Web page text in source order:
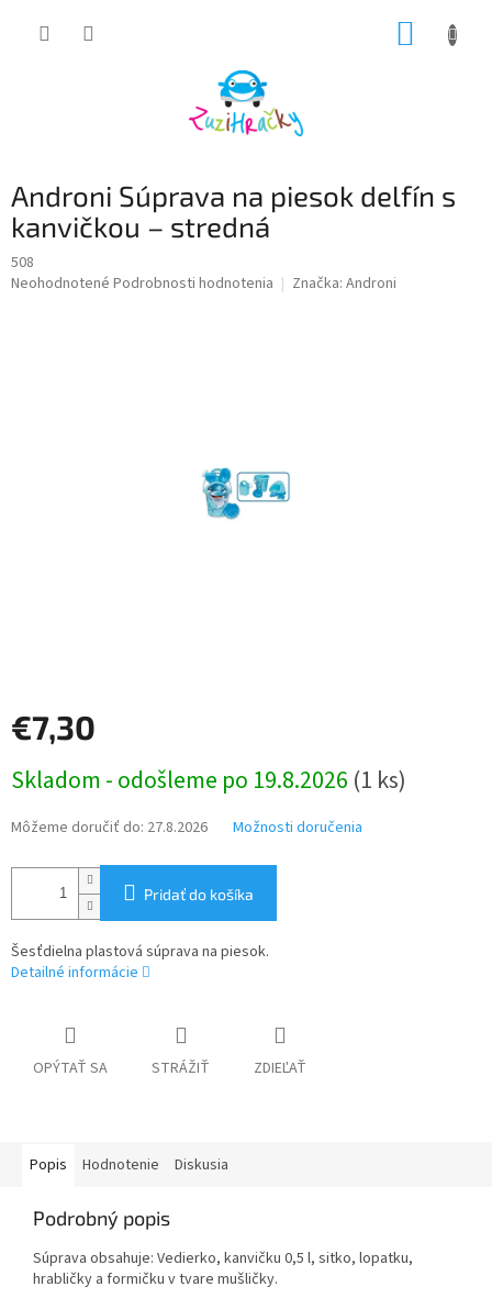
Androni Súprava na piesok delfín s
kanvičkou – stredná
508
Priemerné
Neohodnotené Podrobnosti hodnotenia Značka: Androni
€7,30
cena:
Skladom - odošleme po 19.8.2026 (1 ks)
Môžeme doručiť do: 27.8.2026 Možnosti doručenia
Pridať do košíka
Šesťdielna plastová súprava na piesok.
Detailné informácie
OPÝTAŤ SA STRÁŽIŤ ZDIEĽAŤ
Popis Hodnotenie Diskusia
Podrobný popis
Súprava obsahuje: Vedierko, kanvičku 0,5 l, sitko, lopatku,
hrabličky a formičku v tvare mušličky.